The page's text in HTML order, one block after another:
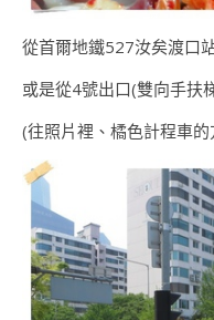
從首爾地鐵527汝矣渡口
或是從4號出口(雙向手扶
(往照片裡、橘色計程車的